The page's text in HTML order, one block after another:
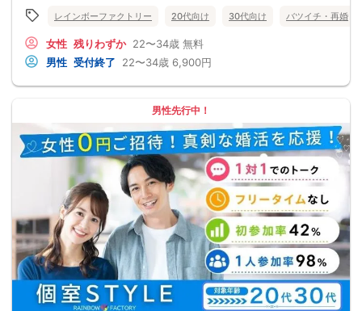
レインボーファクトリー 20代向け 30代向け バツイチ・再婚
女性 残りわずか 22〜34歳 無料
男性 受付終了 22〜34歳 6,900円
男性先行中！